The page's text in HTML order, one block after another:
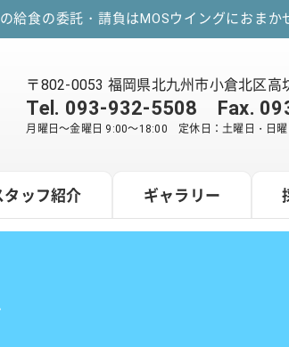
食の委託・請負はMOSウイングにおまか
〒802-0053 福岡県北九州市小倉北区高
Tel. 093-932-5508 Fax.
月曜日～金曜日 9:00～18:00 定休日：土曜日・日曜
タッフ紹介 ギャラリー